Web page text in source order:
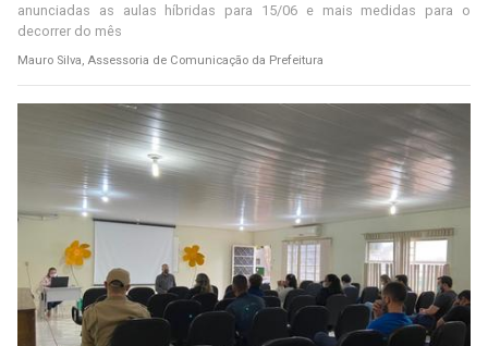
anunciadas as aulas híbridas para 15/06 e mais medidas para o
decorrer do mês
Mauro Silva, Assessoria de Comunicação da Prefeitura